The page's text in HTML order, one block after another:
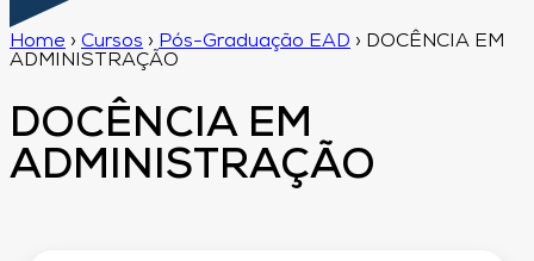
Home › Cursos › Pós-Graduação EAD › DOCÊNCIA EM
ADMINISTRAÇÃO
DOCÊNCIA EM
ADMINISTRAÇÃO